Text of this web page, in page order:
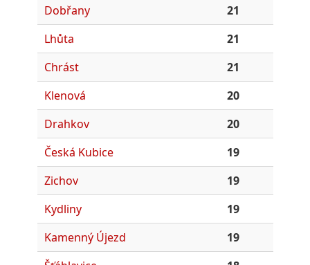
Dobřany
21
Lhůta
21
Chrást
21
Klenová
20
Drahkov
20
Česká Kubice
19
Zichov
19
Kydliny
19
Kamenný Újezd
19